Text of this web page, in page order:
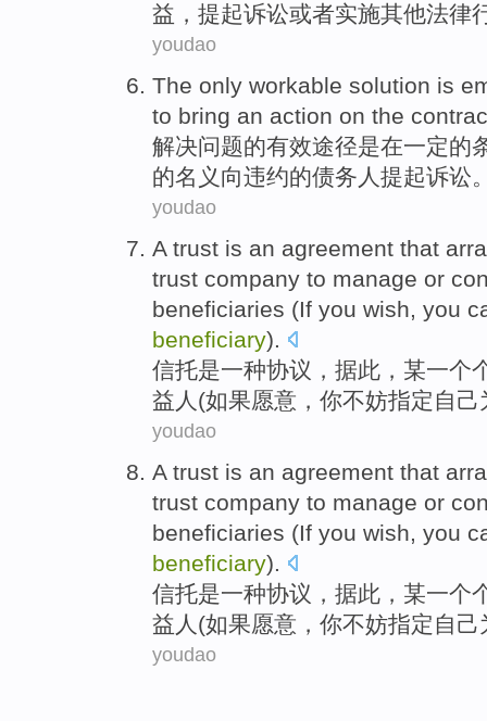
益 ， 提起诉讼或者实施其他法律
youdao
The only workable solution is
to bring an action on the
解决问题的有效途径是在一定的
的名义 向违约的债务人提起诉讼
youdao
A trust is an agreement that
trust company to manage or
beneficiaries (If you wish, you
beneficiary).
信托是一种协议 ， 据此 ，某一个
益人 (如果愿意 ， 你不妨指定 自己
youdao
A trust is an agreement that
trust company to manage or
beneficiaries (If you wish you
beneficiary).
信托是一种协议 ， 据此 ，某一个
益人 (如果愿意 ， 你不妨指定 自己
youdao